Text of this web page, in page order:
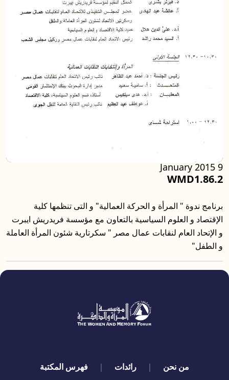
WMD1.86.2
9 January 2015
برنامج ندوة " المرأة و الحركة العمالية" و التى تنظمها كلية
الإقتصاد و العلوم السياسية بالتعاون مع مؤسسة فريدريش ايبرت
و الإتحاد العام لنقابات عمال مصر " سكرتارية شئون المرأة العاملة
و الطفل"
quick links
من نحن رائدات فهرس المكتبة